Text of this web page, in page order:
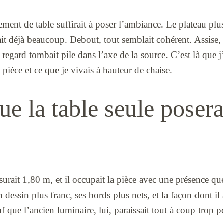
de table suffirait à poser l’ambiance. Le plateau
déjà beaucoup. Debout, tout semblait cohérent. Assise,
tombait pile dans l’axe de la source. C’est là que
et ce que je vivais à hauteur de chaise.
la table seule
1,80 m, et il occupait la pièce avec une présence
dessin plus franc, ses bords plus nets, et la façon dont il
que l’ancien luminaire, lui, paraissait tout à coup trop